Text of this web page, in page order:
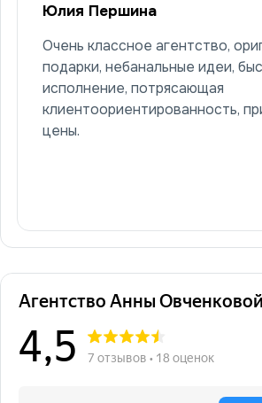
Юлия Першина
Очень классное агентство,
подарки, небанальные идеи,
исполнение, потрясающая
клиентоориентированность,
цены.